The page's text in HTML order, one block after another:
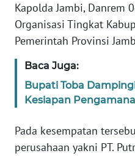
Kapolda Jambi, Danrem
Organisasi Tingkat
Pemerintah Provinsi
Baca Juga:
Bupati Toba
Kesiapan
Pada kesempatan
perusahaan yakni PT.
WN
JABAR
BANTEN
NTT